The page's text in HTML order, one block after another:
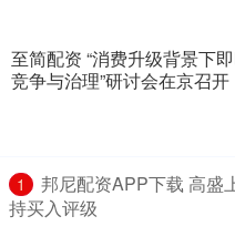
至简配资 “消费升级背景下即
竞争与治理”研讨会在京召开
1
邦尼配资APP下载 高盛
持买入评级